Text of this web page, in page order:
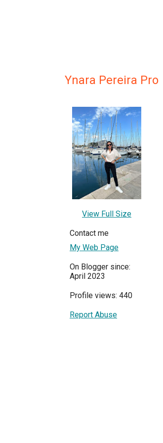
Ynara Pereira Pro
View Full Size
Contact me
My Web Page
On Blogger since:
April 2023
Profile views: 440
Report Abuse